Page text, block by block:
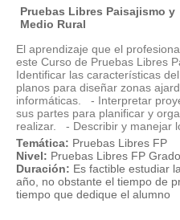
Pruebas Libres Paisajismo y
Medio Rural
El aprendizaje que el
este Curso de Pruebas Libres
Identificar las características
planos para diseñar zonas
informáticas. - Interpretar
sus partes para planificar y
realizar. - Describir y manejar
Temática: Pruebas Libres FP
Nivel: Pruebas Libres FP
Duración: Es factible estudiar
año, no obstante el tiempo de
tiempo que dedique el alumno